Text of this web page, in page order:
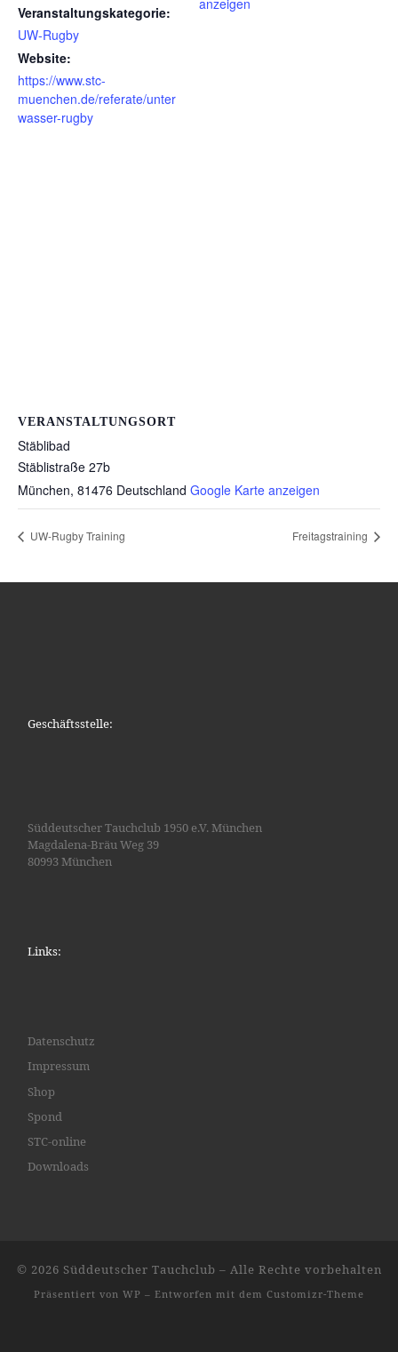
Veranstaltungskategorie:
UW-Rugby
Website:
https://www.stc-
muenchen.de/referate/unter
wasser-rugby
VERANSTALTUNGSORT
Stäblibad
Stäblistraße 27b
München, 81476 Deutschland Google Karte anzeigen
UW-Rugby Training Freitagstraining
Geschäftsstelle:
Süddeutscher Tauchclub 1950 e.V. München
Magdalena-Bräu Weg 39
80993 München
Links:
Datenschutz
Impressum
Shop
Spond
STC-online
Downloads
© 2026 Süddeutscher Tauchclub – Alle Rechte vorbehalten
Präsentiert von WP – Entworfen mit dem Customizr-Theme